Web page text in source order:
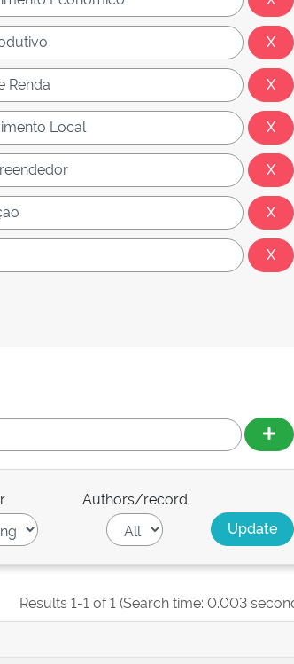
Authors/record
Results 1-1 of 1 (Search time: 0.003